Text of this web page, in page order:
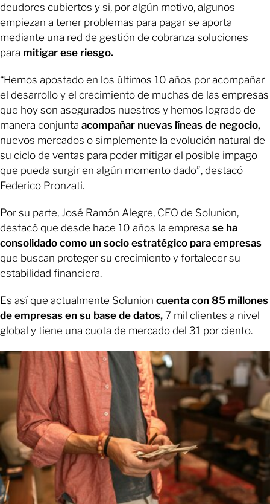
deudores cubiertos y si, por algún motivo, algunos
empiezan a tener problemas para pagar se aporta
mediante una red de gestión de cobranza soluciones
para mitigar ese riesgo.
“Hemos apostado en los últimos 10 años por acompañar
el desarrollo y el crecimiento de muchas de las empresas
que hoy son asegurados nuestros y hemos logrado de
manera conjunta acompañar nuevas líneas de negocio,
nuevos mercados o simplemente la evolución natural de
su ciclo de ventas para poder mitigar el posible impago
que pueda surgir en algún momento dado”, destacó
Federico Pronzati.
Por su parte, José Ramón Alegre, CEO de Solunion,
destacó que desde hace 10 años la empresa se ha
consolidado como un socio estratégico para empresas
que buscan proteger su crecimiento y fortalecer su
estabilidad financiera.
Es así que actualmente Solunion cuenta con 85 millones
de empresas en su base de datos, 7 mil clientes a nivel
global y tiene una cuota de mercado del 31 por ciento.